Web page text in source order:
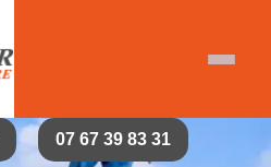
07 67 39 83 31